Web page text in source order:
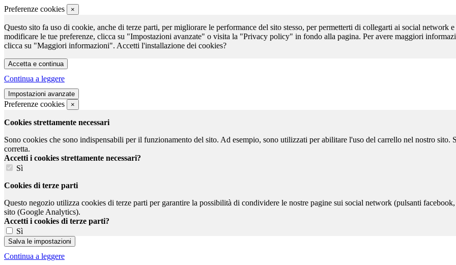
Preferenze cookies ×
Questo sito fa uso di cookie, anche di terze parti, per migliorare le performance del sito stesso, per permetterti di collegarti ai social network
modificare le tue preferenze, clicca su "Impostazioni avanzate" o visita la "Privacy policy" in fondo alla pagina. Per avere maggiori
clicca su "Maggiori informazioni". Accetti l'installazione dei cookies?
Continua a leggere
Preferenze cookies ×
Cookies strettamente necessari
Sono cookies che sono indispensabili per il funzionamento del sito. Ad esempio, sono utilizzati per abilitare l'uso del carrello nel nostro sito.
corretta.
Accetti i cookies strettamente necessari?
Sì
Cookies di terze parti
Questo negozio utilizza cookies di terze parti per garantire la possibilità di condividere le nostre pagine sui social network (pulsanti
sito (Google Analytics).
Accetti i cookies di terze parti?
Sì
Continua a leggere